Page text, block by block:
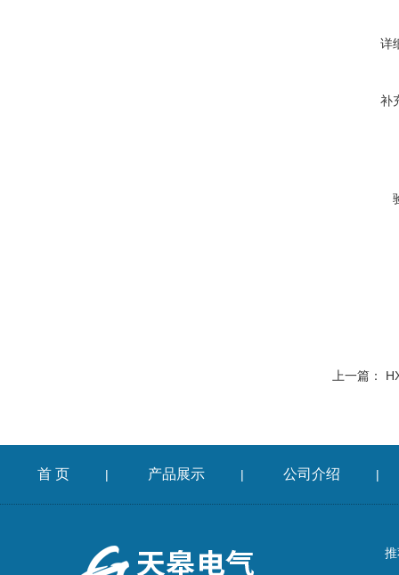
详
补
上一篇：
首 页 | 产品展示 | 公司介绍 |